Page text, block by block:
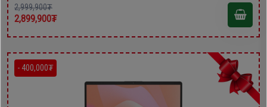
2,999,900₮
2,899,900₮
- 400,000₮